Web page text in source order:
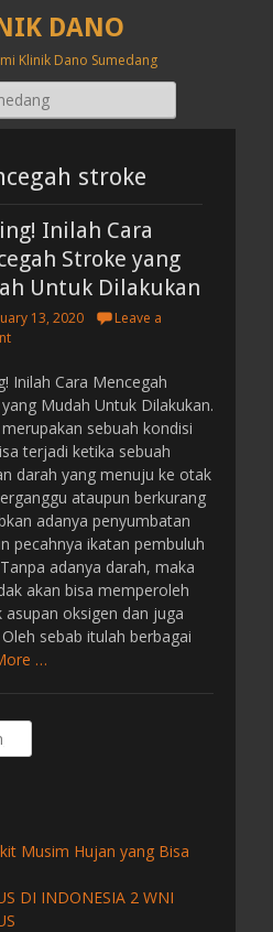
DANO
Klinik Dano Sumedang
stroke
Inilah Cara
Stroke yang
Untuk Dilakukan
13, 2020
Leave a
Inilah Cara Mencegah
Mudah Untuk Dilakukan.
sebuah kondisi
terjadi ketika sebuah
darah yang menuju ke otak
ataupun berkurang
adanya penyumbatan
pecahnya ikatan pembuluh
adanya darah, maka
akan bisa memperoleh
asupan oksigen dan juga
sebab itulah berbagai
…
Musim Hujan yang Bisa
DI INDONESIA 2 WNI